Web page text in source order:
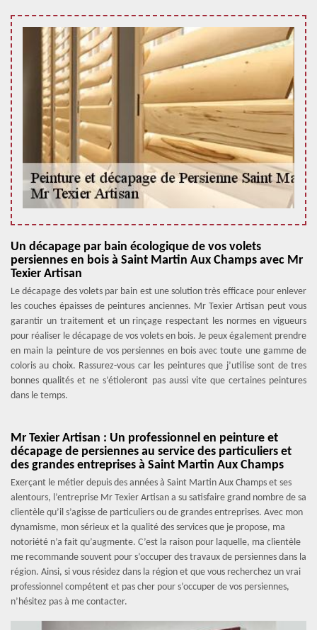
Un décapage par bain écologique de vos volets
persiennes en bois à Saint Martin Aux Champs avec Mr
Texier Artisan
Le décapage des volets par bain est une solution très efficace pour enlever
les couches épaisses de peintures anciennes. Mr Texier Artisan peut vous
garantir un traitement et un rinçage respectant les normes en vigueurs
pour réaliser le décapage de vos volets en bois. Je peux également prendre
en main la peinture de vos persiennes en bois avec toute une gamme de
coloris au choix. Rassurez-vous car les peintures que j’utilise sont de tres
bonnes qualités et ne s’étioleront pas aussi vite que certaines peintures
dans le temps.
Mr Texier Artisan : Un professionnel en peinture et
décapage de persiennes au service des particuliers et
des grandes entreprises à Saint Martin Aux Champs
Exerçant le métier depuis des années à Saint Martin Aux Champs et ses
alentours, l’entreprise Mr Texier Artisan a su satisfaire grand nombre de sa
clientèle qu’il s’agisse de particuliers ou de grandes entreprises. Avec mon
dynamisme, mon sérieux et la qualité des services que je propose, ma
notoriété n’a fait qu’augmente. C’est la raison pour laquelle, ma clientèle
me recommande souvent pour s’occuper des travaux de persiennes dans la
région. Ainsi, si vous résidez dans la région et que vous recherchez un vrai
professionnel compétent et pas cher pour s’occuper de vos persiennes,
n’hésitez pas à me contacter.